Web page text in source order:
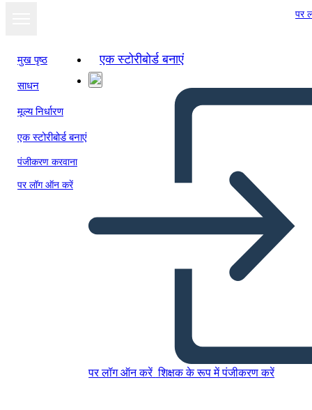
पर
मुख पृष्ठ
साधन
मूल्य निर्धारण
एक स्टोरीबोर्ड बनाएं
पंजीकरण करवाना
पर लॉग ऑन करें
एक स्टोरीबोर्ड बनाएं
पर लॉग ऑन करें शिक्षक के रूप में पंजीकरण करें
رموز اليانصيب والدوافع
इस स्टोरीबोर्ड को कॉपी करें
स्टोरीबोर्ड बनाएं